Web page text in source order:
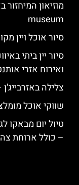
museum
סיור אוכל ויין
סיור יין ביתי
ואירוח אזרי
צלילה
שווקי אוכל
טיול יום מבאקו
– כולל ארוחת